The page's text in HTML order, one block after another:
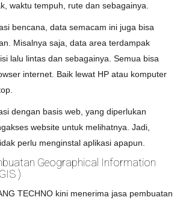
waktu tempuh, rute dan sebagainya.
bencana, data semacam ini juga bisa
Misalnya saja, data area terdampak
lalu lintas dan sebagainya. Semua bisa
internet. Baik lewat HP atau komputer
dengan basis web, yang diperlukan
website untuk melihatnya. Jadi,
perlu menginstal aplikasi apapun.
Geographical Information
)
TECHNO kini menerima jasa pembuatan